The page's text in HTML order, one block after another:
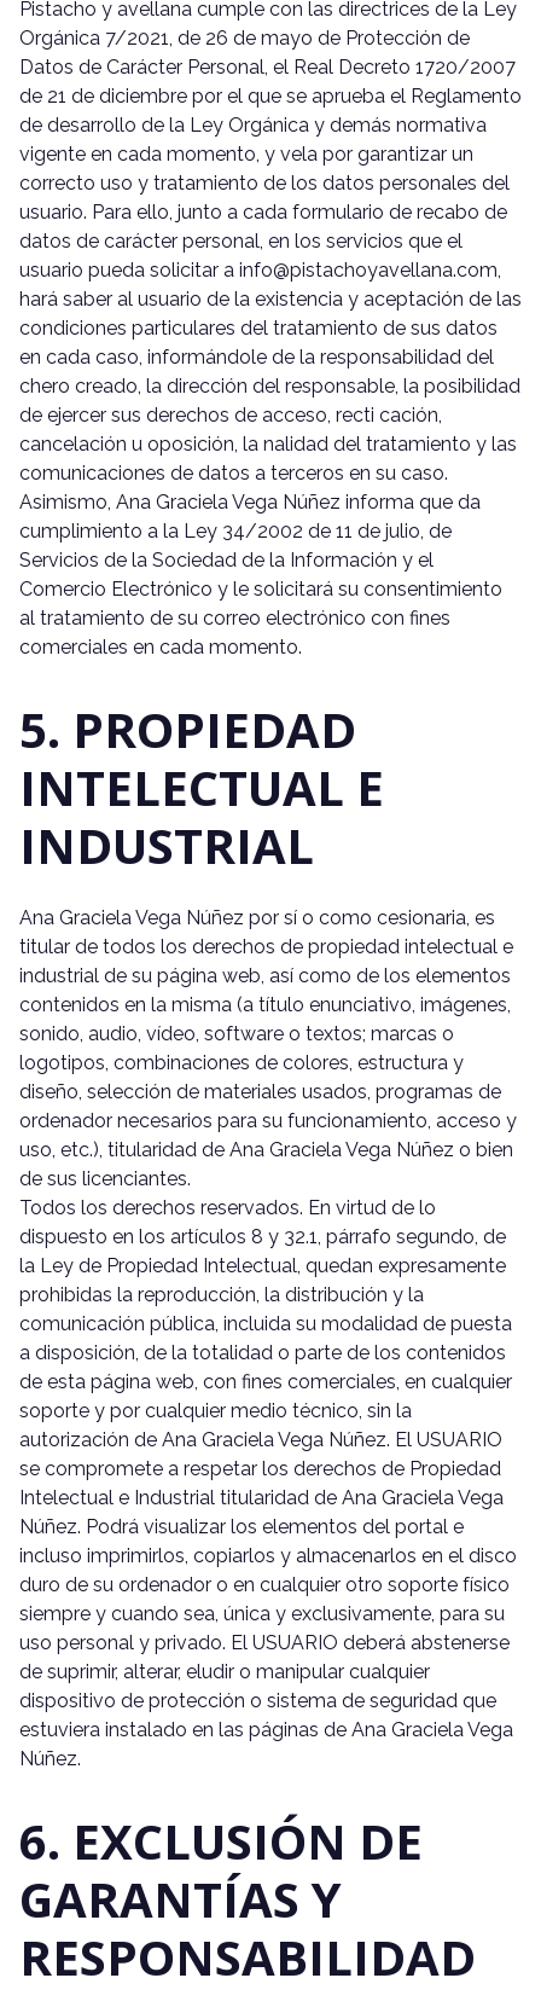
Pistacho y avellana cumple con las directrices de la Ley
Orgánica 7/2021, de 26 de mayo de Protección de
Datos de Carácter Personal, el Real Decreto 1720/2007
de 21 de diciembre por el que se aprueba el Reglamento
de desarrollo de la Ley Orgánica y demás normativa
vigente en cada momento, y vela por garantizar un
correcto uso y tratamiento de los datos personales del
usuario. Para ello, junto a cada formulario de recabo de
datos de carácter personal, en los servicios que el
usuario pueda solicitar a info@pistachoyavellana.com,
hará saber al usuario de la existencia y aceptación de las
condiciones particulares del tratamiento de sus datos
en cada caso, informándole de la responsabilidad del
chero creado, la dirección del responsable, la posibilidad
de ejercer sus derechos de acceso, recti cación,
cancelación u oposición, la nalidad del tratamiento y las
comunicaciones de datos a terceros en su caso.
Asimismo, Ana Graciela Vega Núñez informa que da
cumplimiento a la Ley 34/2002 de 11 de julio, de
Servicios de la Sociedad de la Información y el
Comercio Electrónico y le solicitará su consentimiento
al tratamiento de su correo electrónico con fines
comerciales en cada momento.
5. PROPIEDAD
INTELECTUAL E
INDUSTRIAL
Ana Graciela Vega Núñez por sí o como cesionaria, es
titular de todos los derechos de propiedad intelectual e
industrial de su página web, así como de los elementos
contenidos en la misma (a título enunciativo, imágenes,
sonido, audio, vídeo, software o textos; marcas o
logotipos, combinaciones de colores, estructura y
diseño, selección de materiales usados, programas de
ordenador necesarios para su funcionamiento, acceso y
uso, etc.), titularidad de Ana Graciela Vega Núñez o bien
de sus licenciantes.
Todos los derechos reservados. En virtud de lo
dispuesto en los artículos 8 y 32.1, párrafo segundo, de
la Ley de Propiedad Intelectual, quedan expresamente
prohibidas la reproducción, la distribución y la
comunicación pública, incluida su modalidad de puesta
a disposición, de la totalidad o parte de los contenidos
de esta página web, con fines comerciales, en cualquier
soporte y por cualquier medio técnico, sin la
autorización de Ana Graciela Vega Núñez. El USUARIO
se compromete a respetar los derechos de Propiedad
Intelectual e Industrial titularidad de Ana Graciela Vega
Núñez. Podrá visualizar los elementos del portal e
incluso imprimirlos, copiarlos y almacenarlos en el disco
duro de su ordenador o en cualquier otro soporte físico
siempre y cuando sea, única y exclusivamente, para su
uso personal y privado. El USUARIO deberá abstenerse
de suprimir, alterar, eludir o manipular cualquier
dispositivo de protección o sistema de seguridad que
estuviera instalado en las páginas de Ana Graciela Vega
Núñez.
6. EXCLUSIÓN DE
GARANTÍAS Y
RESPONSABILIDAD